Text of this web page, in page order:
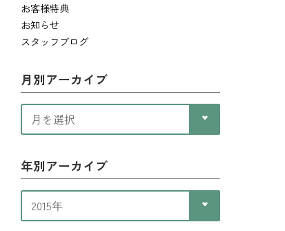
お客様特典
お知らせ
スタッフブログ
月別アーカイブ
年別アーカイブ